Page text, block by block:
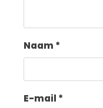
Naam *
E-mail *